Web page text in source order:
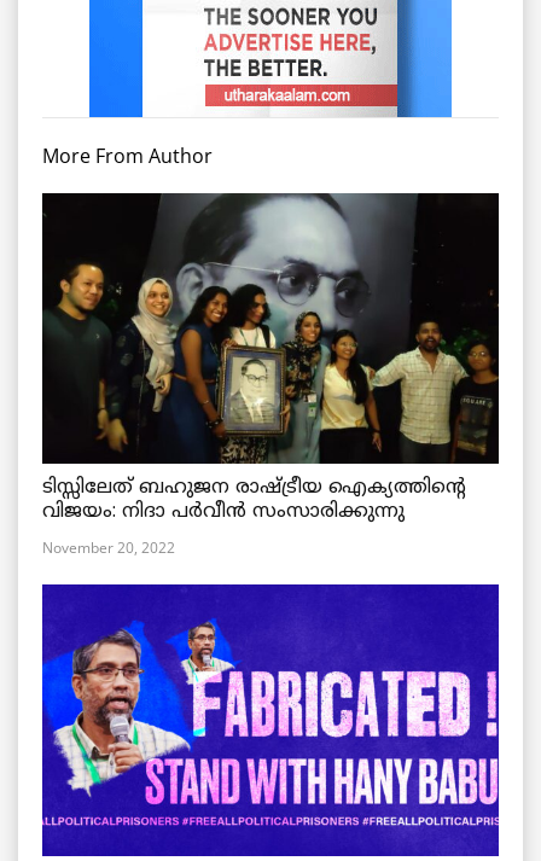
More From Author
ടിസ്സിലേത് ബഹുജന രാഷ്ട്രീയ ഐക്യത്തിന്റെ
വിജയം: നിദാ പർവീൻ സംസാരിക്കുന്നു
November 20, 2022